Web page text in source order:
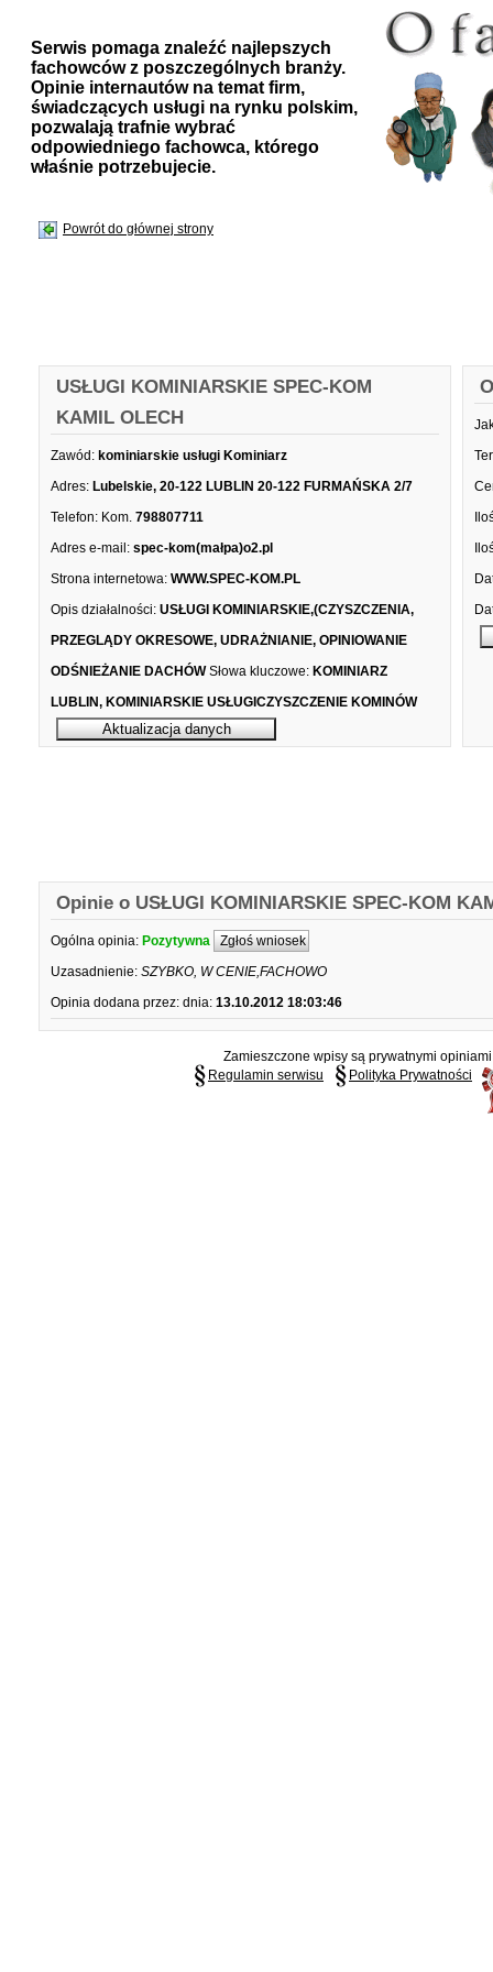
Serwis pomaga znaleźć najlepszych
fachowców z poszczególnych branży.
Opinie internautów na temat firm,
świadczących usługi na rynku polskim,
pozwalają trafnie wybrać
odpowiedniego fachowca, którego
właśnie potrzebujecie.
Powrót do głównej strony
USŁUGI KOMINIARSKIE SPEC-KOM
KAMIL OLECH
Zawód: kominiarskie usługi Kominiarz
Adres: Lubelskie, 20-122 LUBLIN 20-122 FURMAŃSKA 2/7
Telefon: Kom. 798807711
Adres e-mail: spec-kom(małpa)o2.pl
Strona internetowa: WWW.SPEC-KOM.PL
Opis działalności: USŁUGI KOMINIARSKIE,(CZYSZCZENIA,
PRZEGLĄDY OKRESOWE, UDRAŻNIANIE, OPINIOWANIE
ODŚNIEŻANIE DACHÓW Słowa kluczowe: KOMINIARZ
LUBLIN, KOMINIARSKIE USŁUGICZYSZCZENIE KOMINÓW
Opinie o USŁUGI KOMINIARSKIE SPEC-KOM
Ogólna opinia: Pozytywna Zgłoś wniosek
Uzasadnienie: SZYBKO, W CENIE,FACHOWO
Opinia dodana przez: dnia: 13.10.2012 18:03:46
Zamieszczone wpisy są prywatnymi
Regulamin serwisu
Polityka Prywatności